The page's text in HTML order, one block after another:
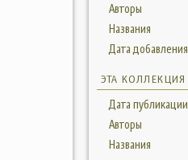
Авторы
Названия
Дата добавления
ЭТА КОЛЛЕКЦИЯ
Дата публикации
Авторы
Названия